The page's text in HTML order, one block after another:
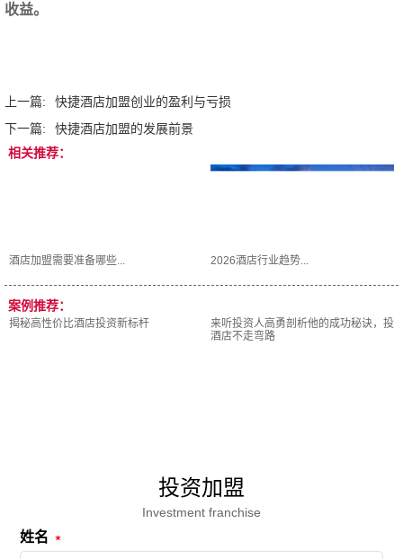
收益。
上一篇:
快捷酒店加盟创业的盈利与亏损
下一篇:
快捷酒店加盟的发展前景
相关推荐：
酒店加盟需要准备哪些... 2026酒店行业趋势...
案例推荐：
揭秘高性价比酒店投资新标杆
来听投资人高勇剖析他的成功秘诀，投
酒店不走弯路
投资加盟
Investment franchise
姓名